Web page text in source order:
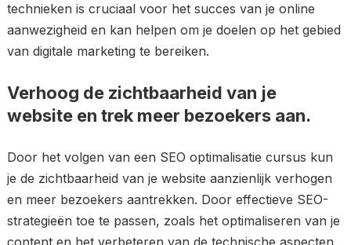
technieken is cruciaal voor het succes van je online
aanwezigheid en kan helpen om je doelen op het gebied
van digitale marketing te bereiken.
Verhoog de zichtbaarheid van je
website en trek meer bezoekers aan.
Door het volgen van een SEO optimalisatie cursus kun
je de zichtbaarheid van je website aanzienlijk verhogen
en meer bezoekers aantrekken. Door effectieve SEO-
strategieën toe te passen, zoals het optimaliseren van je
content en het verbeteren van de technische aspecten